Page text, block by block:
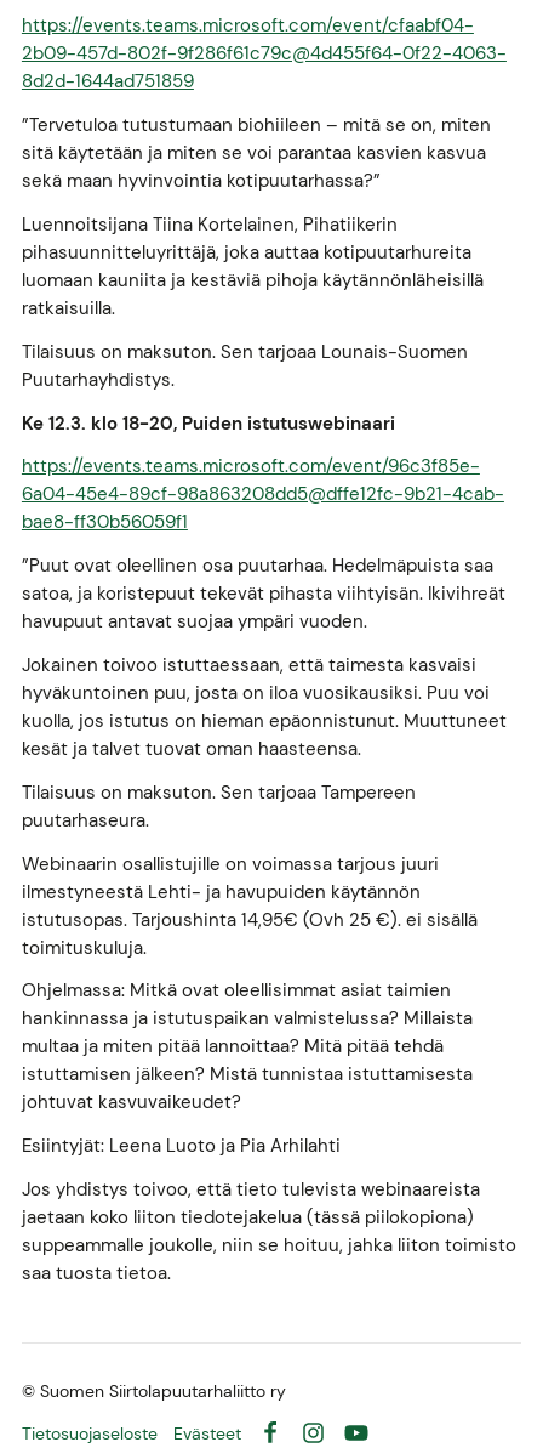
https://events.teams.microsoft.com/event/cfaabf04-
2b09-457d-802f-9f286f61c79c@4d455f64-0f22-4063-
8d2d-1644ad751859
”Tervetuloa tutustumaan biohiileen – mitä se on, miten
sitä käytetään ja miten se voi parantaa kasvien kasvua
sekä maan hyvinvointia kotipuutarhassa?”
Luennoitsijana Tiina Kortelainen, Pihatiikerin
pihasuunnitteluyrittäjä, joka auttaa kotipuutarhureita
luomaan kauniita ja kestäviä pihoja käytännönläheisillä
ratkaisuilla.
Tilaisuus on maksuton. Sen tarjoaa Lounais-Suomen
Puutarhayhdistys.
Ke 12.3. klo 18-20, Puiden istutuswebinaari
https://events.teams.microsoft.com/event/96c3f85e-
6a04-45e4-89cf-98a863208dd5@dffe12fc-9b21-4cab-
bae8-ff30b56059f1
”Puut ovat oleellinen osa puutarhaa. Hedelmäpuista saa
satoa, ja koristepuut tekevät pihasta viihtyisän. Ikivihreät
havupuut antavat suojaa ympäri vuoden.
Jokainen toivoo istuttaessaan, että taimesta kasvaisi
hyväkuntoinen puu, josta on iloa vuosikausiksi. Puu voi
kuolla, jos istutus on hieman epäonnistunut. Muuttuneet
kesät ja talvet tuovat oman haasteensa.
Tilaisuus on maksuton. Sen tarjoaa Tampereen
puutarhaseura.
Webinaarin osallistujille on voimassa tarjous juuri
ilmestyneestä Lehti- ja havupuiden käytännön
istutusopas. Tarjoushinta 14,95€ (Ovh 25 €). ei sisällä
toimituskuluja.
Ohjelmassa: Mitkä ovat oleellisimmat asiat taimien
hankinnassa ja istutuspaikan valmistelussa? Millaista
multaa ja miten pitää lannoittaa? Mitä pitää tehdä
istuttamisen jälkeen? Mistä tunnistaa istuttamisesta
johtuvat kasvuvaikeudet?
Esiintyjät: Leena Luoto ja Pia Arhilahti
Jos yhdistys toivoo, että tieto tulevista webinaareista
jaetaan koko liiton tiedotejakelua (tässä piilokopiona)
suppeammalle joukolle, niin se hoituu, jahka liiton toimisto
saa tuosta tietoa.
© Suomen Siirtolapuutarhaliitto ry
Tietosuojaseloste
Evästeet